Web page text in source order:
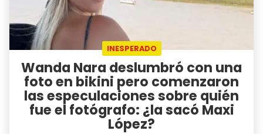
INESPERADO
Wanda Nara deslumbró con una
foto en bikini pero comenzaron
las especulaciones sobre quién
fue el fotógrafo: ¿la sacó Maxi
López?